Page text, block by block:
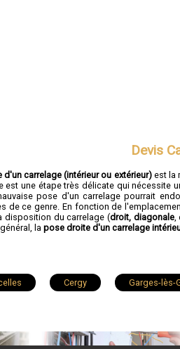
Devis
carrelage (intérieur ou extérieur)est la
est une étape très délicate qui
pose d'un carrelage pourrait
de ce genre. En fonction de
disposition du carrelage (droit, diagonale,
la pose droite d'un carrelage
Cergy Garges-lès-
lès-Cormeilles Soisy-